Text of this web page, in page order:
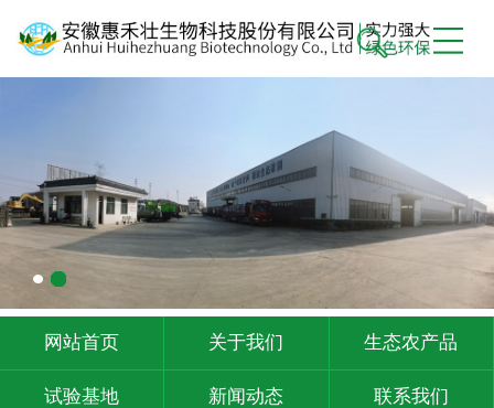
网站首页 关于我们 生态农产品
试验基地 新闻动态 联系我们